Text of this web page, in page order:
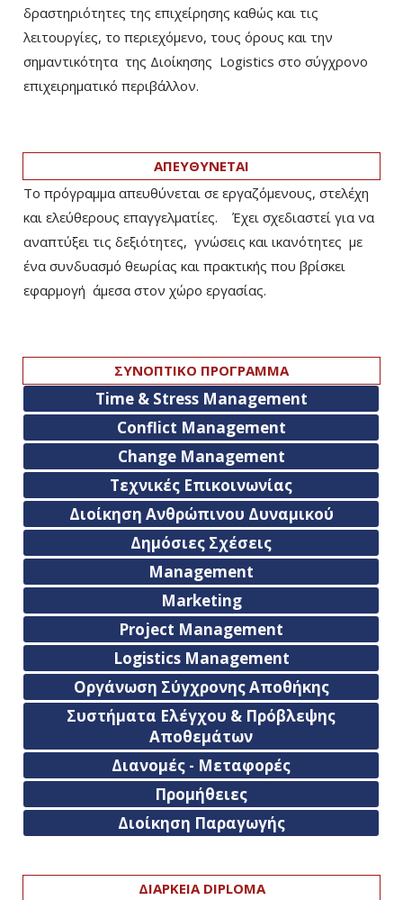
δραστηριότητες της επιχείρησης καθώς και τις
λειτουργίες, το περιεχόμενο, τους όρους και την
σημαντικότητα της Διοίκησης Logistics στο σύγχρονο
επιχειρηματικό περιβάλλον.
ΑΠΕΥΘΥΝΕΤΑΙ
Το πρόγραμμα απευθύνεται σε εργαζόμενους, στελέχη
και ελεύθερους επαγγελματίες. Έχει σχεδιαστεί για να
αναπτύξει τις δεξιότητες, γνώσεις και ικανότητες με
ένα συνδυασμό θεωρίας και πρακτικής που βρίσκει
εφαρμογή άμεσα στον χώρο εργασίας.
ΣΥΝΟΠΤΙΚΟ ΠΡΟΓΡΑΜΜΑ
Time & Stress Management
Conflict Management
Change Management
Τεχνικές Επικοινωνίας
Διοίκηση Ανθρώπινου Δυναμικού
Δημόσιες Σχέσεις
Management
Marketing
Project Management
Logistics Management
Οργάνωση Σύγχρονης Αποθήκης
Συστήματα Ελέγχου & Πρόβλεψης
Αποθεμάτων
Διανομές - Μεταφορές
Προμήθειες
Διοίκηση Παραγωγής
ΔΙΑΡΚΕΙΑ DIPLOMA